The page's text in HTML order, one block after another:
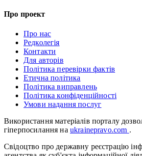
Про проект
Про нас
Редколегія
Контакти
Для авторів
Політика перевірки фактів
Етична політика
Політика виправлень
Політика конфіденційності
Умови надання послуг
Використання матеріалів порталу
гіперпосилання на ukrainepravo.com .
Свідоцтво про державну реєстрацію